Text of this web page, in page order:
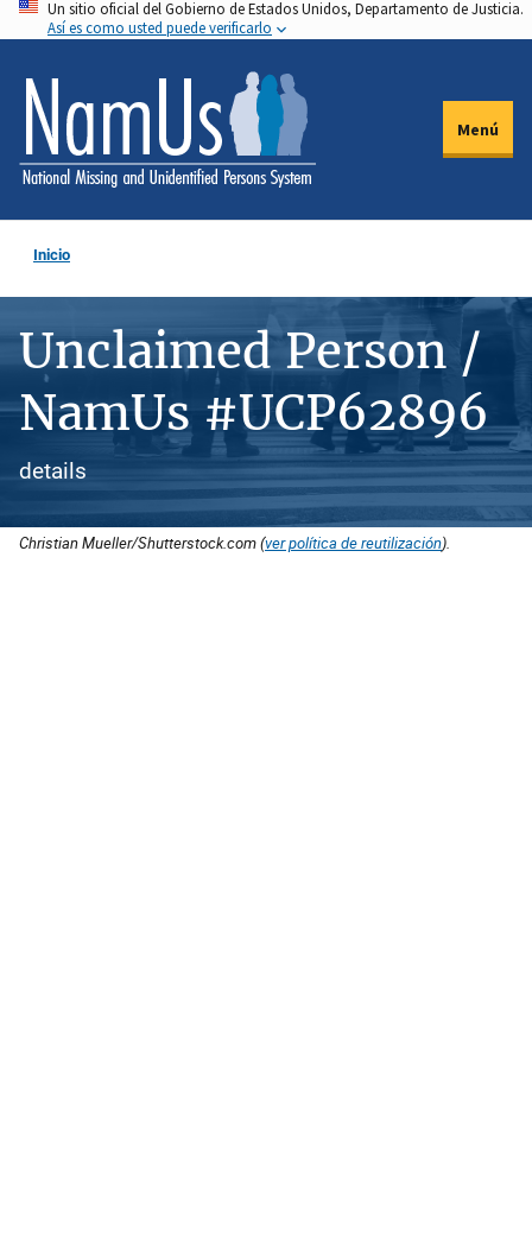
Pasar
al
contenido
principal
Un sitio oficial del Gobierno de Estados Unidos, Departamento de Justicia.
Así es como usted puede verificarlo
Menú
Inicio
Unclaimed Person /
NamUs #UCP62896
details
Christian Mueller/Shutterstock.com (ver política de reutilización).